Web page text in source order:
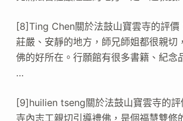
[8]Ting Chen關於法鼓山寶雲寺的評價
莊嚴、安靜的地方，師兄師姐都很親切
佛的好所在。行願館有很多書籍、紀念
…
[9]huilien tseng關於法鼓山寶雲寺的評
寺內志工親切引導禮佛，是個福慧雙修